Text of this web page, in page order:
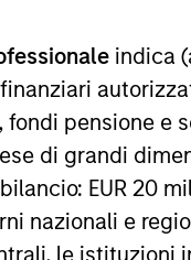
indica
pensione e
di grandi
EUR 20
nazionali e
le istituzioni
non sono
è il potenziale di
informazioni chiave
viene calcolato
minimo di tre
del rendimento
al ribasso e